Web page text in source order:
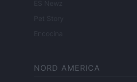
ES Newz
Pet Story
Encocina
NORD AMERICA